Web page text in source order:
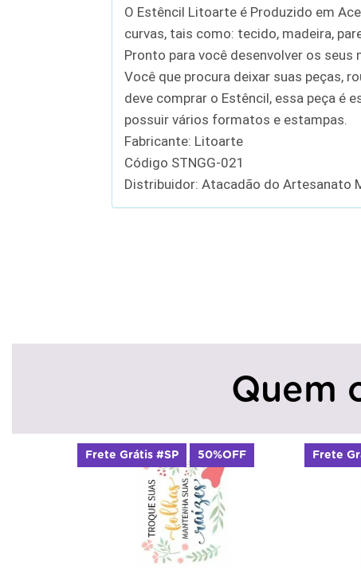
O Estêncil Litoarte é Produzido em
curvas, tais como: tecido, madeira,
Pronto para você desenvolver os seus
Você que procura deixar suas peças,
deve comprar o Estêncil, essa peça é
possuir vários formatos e estampas.
Fabricante: Litoarte
Código STNGG-021
Distribuidor: Atacadão do Artesanato
Quem
Frete Grátis #SP 50%OFF Frete